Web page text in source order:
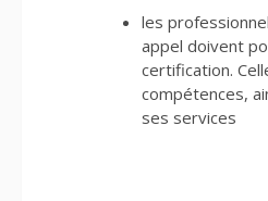
les
appel doivent
certification.
compétences,
ses services